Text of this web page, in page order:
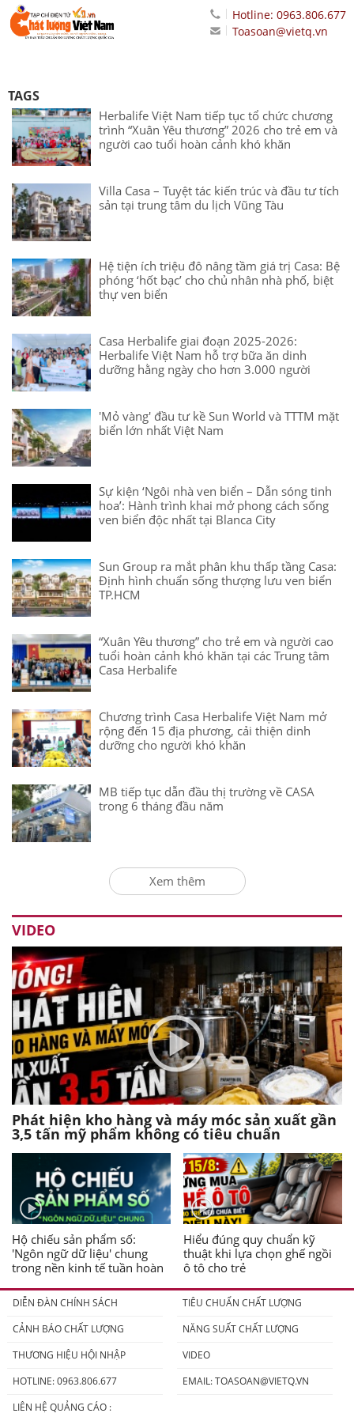
Hotline: 0963.806.677
Toasoan@vietq.vn
TAGS
Herbalife Việt Nam tiếp tục tổ chức chương
trình “Xuân Yêu thương” 2026 cho trẻ em và
người cao tuổi hoàn cảnh khó khăn
Villa Casa – Tuyệt tác kiến trúc và đầu tư tích
sản tại trung tâm du lịch Vũng Tàu
Hệ tiện ích triệu đô nâng tầm giá trị Casa: Bệ
phóng ‘hốt bạc’ cho chủ nhân nhà phố, biệt
thự ven biển
Casa Herbalife giai đoạn 2025-2026:
Herbalife Việt Nam hỗ trợ bữa ăn dinh
dưỡng hằng ngày cho hơn 3.000 người
'Mỏ vàng' đầu tư kề Sun World và TTTM mặt
biển lớn nhất Việt Nam
Sự kiện ‘Ngôi nhà ven biển – Dẫn sóng tinh
hoa’: Hành trình khai mở phong cách sống
ven biển độc nhất tại Blanca City
Sun Group ra mắt phân khu thấp tầng Casa:
Định hình chuẩn sống thượng lưu ven biển
TP.HCM
“Xuân Yêu thương” cho trẻ em và người cao
tuổi hoàn cảnh khó khăn tại các Trung tâm
Casa Herbalife
Chương trình Casa Herbalife Việt Nam mở
rộng đến 15 địa phương, cải thiện dinh
dưỡng cho người khó khăn
MB tiếp tục dẫn đầu thị trường về CASA
trong 6 tháng đầu năm
Xem thêm
VIDEO
Phát hiện kho hàng và máy móc sản xuất gần
3,5 tấn mỹ phẩm không có tiêu chuẩn
Hộ chiếu sản phẩm số:
'Ngôn ngữ dữ liệu' chung
trong nền kinh tế tuần hoàn
Hiểu đúng quy chuẩn kỹ
thuật khi lựa chọn ghế ngồi
ô tô cho trẻ
DIỄN ĐÀN CHÍNH SÁCH
TIÊU CHUẨN CHẤT LƯỢNG
CẢNH BÁO CHẤT LƯỢNG
NĂNG SUẤT CHẤT LƯỢNG
THƯƠNG HIỆU HỘI NHẬP
VIDEO
HOTLINE: 0963.806.677
EMAIL:TOASOAN@VIETQ.VN
LIÊN HỆ QUẢNG CÁO :